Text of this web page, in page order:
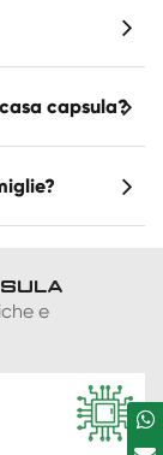
capsula?
e